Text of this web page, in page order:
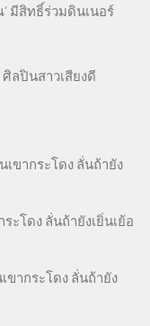
’ มีสิทธิ์ร่วมดินเนอร์
ศิลปินสาวเสียงดี
เขากระโดง ลั่นถ้ายัง
ะโดง ลั่นถ้ายังเยิ่นเย้อ
ขากระโดง ลั่นถ้ายัง